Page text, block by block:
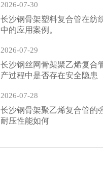
2026-07-30
长沙钢骨架塑料复合管在纺
中的应用案例。
2026-07-29
长沙钢丝网骨架聚乙烯复合
产过程中是否存在安全隐患
2026-07-28
长沙钢骨架聚乙烯复合管的
耐压性能如何